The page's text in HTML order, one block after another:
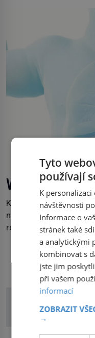
Stačí letmý dotyk a
Vědci vytvořili
Když se narodí dítě s
neodvratně ho čeká
roky zdravotních
technologii, která by
V laboratoři se jim
části jícnu, která
Jícen je svalová
DALŠÍ
Tyto
používají
K
návštěvnosti
Informace o
stránek také
a analytickými
kombinovat s
jste jim
při vašem
informací
ZOBRAZIT
→